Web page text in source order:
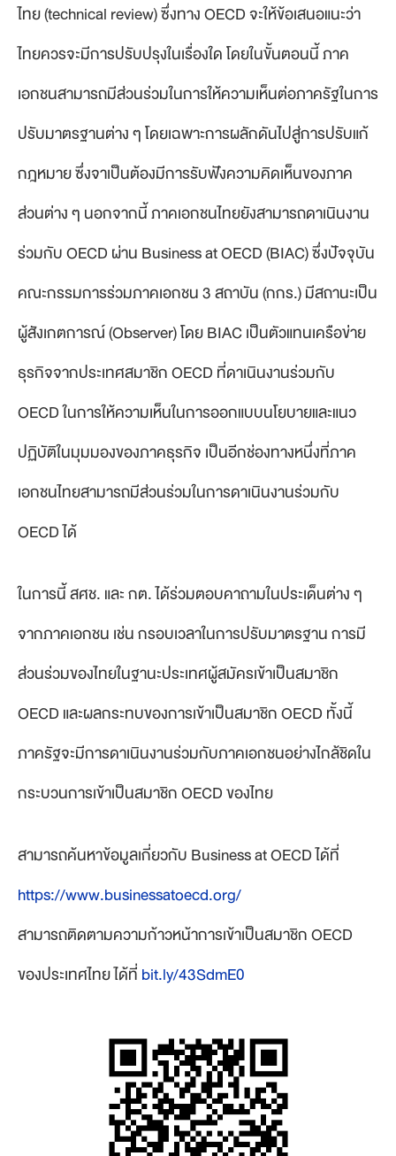
ไทย (technical review) ซึ่งทาง OECD จะให้ข้อเสนอแนะว่า
ไทยควรจะมีการปรับปรุงในเรื่องใด โดยในขั้นตอนนี้ ภาค
เอกชนสามารถมีส่วนร่วมในการให้ความเห็นต่อภาครัฐในการ
ปรับมาตรฐานต่าง ๆ โดยเฉพาะการผลักดันไปสู่การปรับแก้
กฎหมาย ซึ่งจาเป็นต้องมีการรับฟังความคิดเห็นของภาค
ส่วนต่าง ๆ นอกจากนี้ ภาคเอกชนไทยยังสามารถดาเนินงาน
ร่วมกับ OECD ผ่าน Business at OECD (BIAC) ซึ่งปัจจุบัน
คณะกรรมการร่วมภาคเอกชน 3 สถาบัน (กกร.) มีสถานะเป็น
ผู้สังเกตการณ์ (Observer) โดย BIAC เป็นตัวแทนเครือข่าย
ธุรกิจจากประเทศสมาชิก OECD ที่ดาเนินงานร่วมกับ
OECD ในการให้ความเห็นในการออกแบบนโยบายและแนว
ปฏิบัติในมุมมองของภาคธุรกิจ เป็นอีกช่องทางหนึ่งที่ภาค
เอกชนไทยสามารถมีส่วนร่วมในการดาเนินงานร่วมกับ
OECD ได้
ในการนี้ สศช. และ กต. ได้ร่วมตอบคาถามในประเด็นต่าง ๆ
จากภาคเอกชน เช่น กรอบเวลาในการปรับมาตรฐาน การมี
ส่วนร่วมของไทยในฐานะประเทศผู้สมัครเข้าเป็นสมาชิก
OECD และผลกระทบของการเข้าเป็นสมาชิก OECD ทั้งนี้
ภาครัฐจะมีการดาเนินงานร่วมกับภาคเอกชนอย่างไกล้ชิดใน
กระบวนการเข้าเป็นสมาชิก OECD ของไทย
สามารถค้นหาข้อมูลเกี่ยวกับ Business at OECD ได้ที่
https://www.businessatoecd.org/
สามารถติดตามความก้าวหน้าการเข้าเป็นสมาชิก OECD
ของประเทศไทย ได้ที่ bit.ly/43SdmE0